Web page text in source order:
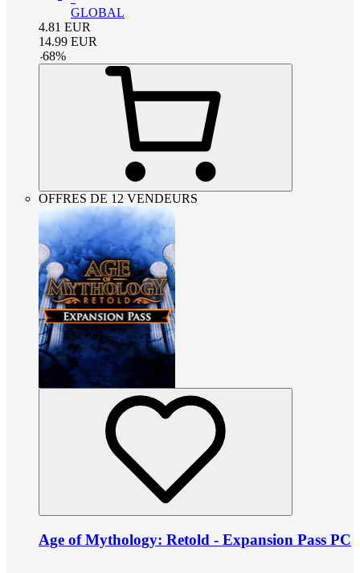
GLOBAL
4.81 EUR
14.99 EUR
-68%
OFFRES DE 12 VENDEURS
Age of Mythology: Retold - Expansion Pass PC